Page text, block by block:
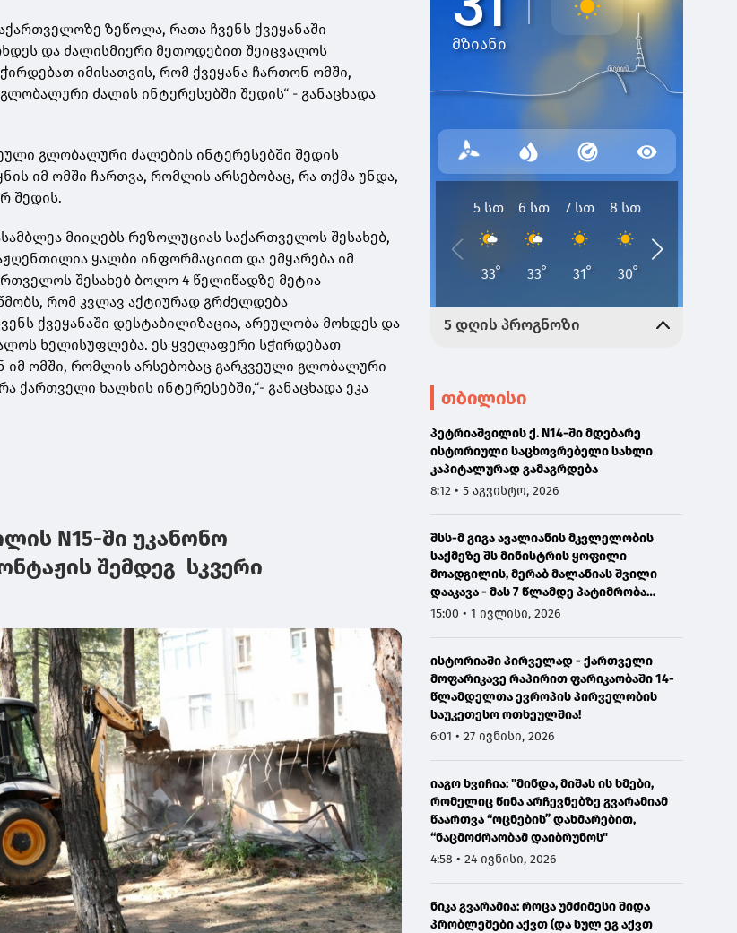
ზეწოლა, რათა ჩვენს ქვეყანაში
და ძალისმიერი მეთოდებით შეიცვალოს
იმისათვის, რომ ქვეყანა ჩართონ ომში,
ძალის ინტერესებში შედის“ - განაცხადა
გლობალური ძალების ინტერესებში შედის
იმ ომში ჩართვა, რომლის არსებობაც, რა თქმა უნდა,
შედის.
მიიღებს რეზოლუციას საქართველოს შესახებ,
ყალბი ინფორმაციით და ემყარება იმ
შესახებ ბოლო 4 წელიწადზე მეტია
რომ კვლავ აქტიურად გრძელდება
ქვეყანაში დესტაბილიზაცია, არეულობა მოხდეს და
ხელისუფლება. ეს ყველაფერი სჭირდებათ
იმ ომში, რომლის არსებობაც გარკვეული გლობალური
ქართველი ხალხის ინტერესებში,“- განაცხადა ეკა
N15-ში უკანონო
შემდეგ სკვერი
თბილისი
პეტრიაშვილის ქ. N14-ში მდებარე
ისტორიული საცხოვრებელი სახლი
კაპიტალურად გამაგრდება
8:12 • 5 აგვისტო, 2026
შსს-მ გიგა ავალიანის მკვლელობის
საქმეზე შს მინისტრის ყოფილი
მოადგილის, მერაბ მალანიას შვილი
დააკავა - მას 7 წლამდე პატიმრობა
ემუქრება
15:00 • 1 ივლისი, 2026
ისტორიაში პირველად - ქართველი
მოფარიკავე რაპირით ფარიკაობაში 14-
წლამდელთა ევროპის პირველობის
საუკეთესო ოთხეულშია!
6:01 • 27 ივნისი, 2026
იაგო ხვიჩია: "მინდა, მიშას ის ხმები,
რომელიც წინა არჩევნებზე გვარამიამ
წაართვა “ოცნების” დახმარებით,
“ნაცმოძრაობამ დაიბრუნოს"
4:58 • 24 ივნისი, 2026
ნიკა გვარამია: როცა უმძიმესი შიდა
პრობლემები აქვთ (და სულ ეგ აქვთ